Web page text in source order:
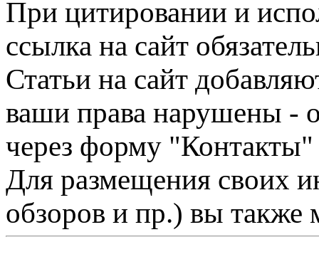
При цитировании и
ссылка на сайт
Статьи на сайт
ваши права нарушены -
через форму "Контакты"
Для размещения своих
обзоров и пр.) вы также